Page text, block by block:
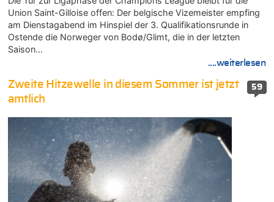
Union Saint-Gilloise offen: Der belgische Vizemeister empfing
am Dienstagabend im Hinspiel der 3. Qualifikationsrunde in
Ostende die Norweger von Bodø/Glimt, die in der letzten
Saison…
....weiterlesen
59
Zweite Hitzewelle in diesem Sommer ist jetzt
amtlich